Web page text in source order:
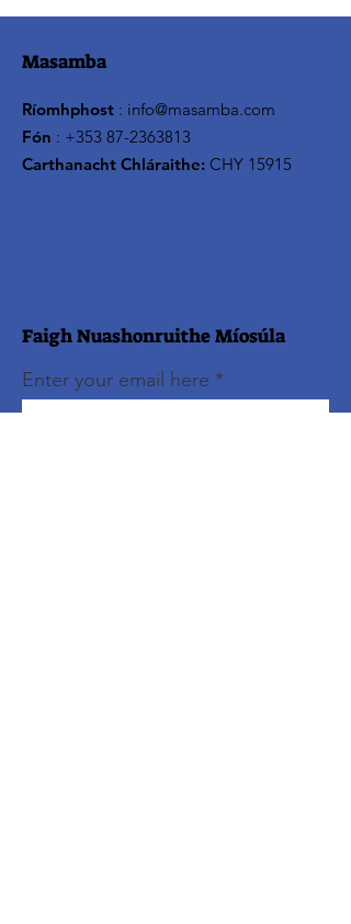
Masamba
Ríomhphost : info@masamba.com
Fón : +353 87-2363813
Carthanacht Chláraithe: CHY 15915
Faigh Nuashonruithe Míosúla
Enter your email here